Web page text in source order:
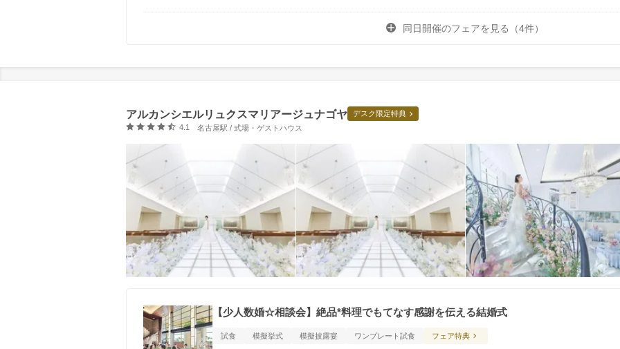
同日開催のフェアを 見る（4件）
アルカンシエルリュクスマリアージュナゴヤ
デスク限定特典
口コミ評価
4.1 名古屋駅 / 式場・ゲストハウス
【少人数婚☆相談会】絶品*料理でもてなす感謝を伝える結婚式
試食 模擬挙式 模擬披露宴 ワンプレート試食 フェア特典